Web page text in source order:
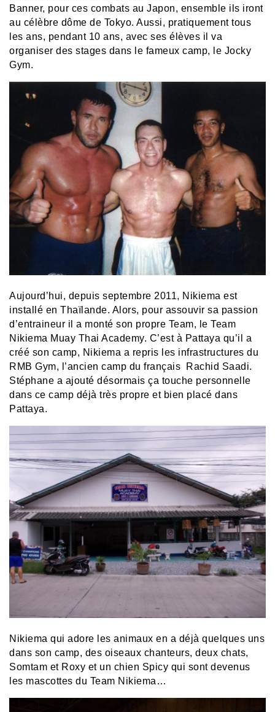
Banner, pour ces combats au Japon, ensemble ils iront
au célèbre dôme de Tokyo. Aussi, pratiquement tous
les ans, pendant 10 ans, avec ses élèves il va
organiser des stages dans le fameux camp, le Jocky
Gym.
Aujourd’hui, depuis septembre 2011, Nikiema est
installé en Thaïlande. Alors, pour assouvir sa passion
d’entraineur il a monté son propre Team, le Team
Nikiema Muay Thai Academy. C’est à Pattaya qu’il a
créé son camp, Nikiema a repris les infrastructures du
RMB Gym, l’ancien camp du français Rachid Saadi.
Stéphane a ajouté désormais ça touche personnelle
dans ce camp déjà très propre et bien placé dans
Pattaya.
Nikiema qui adore les animaux en a déjà quelques uns
dans son camp, des oiseaux chanteurs, deux chats,
Somtam et Roxy et un chien Spicy qui sont devenus
les mascottes du Team Nikiema…